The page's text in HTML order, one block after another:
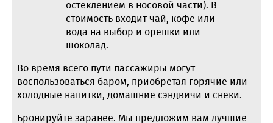
остеклением в носовой части). В
стоимость входит чай, кофе или
вода на выбор и орешки или
шоколад.
Во время всего пути пассажиры могут
воспользоваться баром, приобретая горячие или
холодные напитки, домашние сэндвичи и снеки.
Бронируйте заранее. Мы предложим вам лучшие